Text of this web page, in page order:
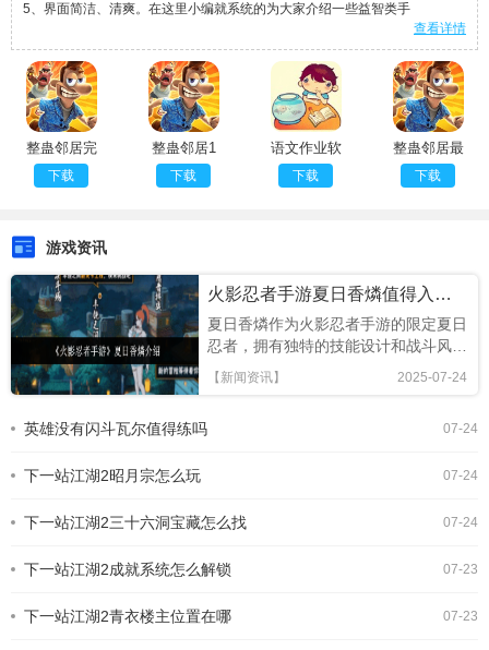
5、界面简洁、清爽。在这里小编就系统的为大家介绍一些益智类手
查看详情
整蛊邻居完
整版
下载
整蛊邻居1
下载
语文作业软
件
下载
整蛊邻居最
新版2025
下载
游戏资讯
火影忍者手游夏日香燐值得入手吗
夏日香燐作为火影忍者手游的限定夏日
忍者，拥有独特的技能设计和战斗风
格，本文将从技能解析、连招技巧及竞
技场表现全面评估，助你判断是否值得
基础攻击方面，夏日香燐的普攻为五段
主，具备良好的起手能力，第三段下劈
段持续输出中，锁链从地面穿出进行终
中效果。需要注意的是，最后一段
2025-07-24
【新闻资讯】
07-24
英雄没有闪斗瓦尔值得练吗
07-24
下一站江湖2昭月宗怎么玩
07-24
下一站江湖2三十六洞宝藏怎么找
07-23
下一站江湖2成就系统怎么解锁
07-23
下一站江湖2青衣楼主位置在哪